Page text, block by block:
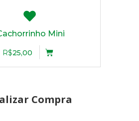
Mini
R$25,00
Compra